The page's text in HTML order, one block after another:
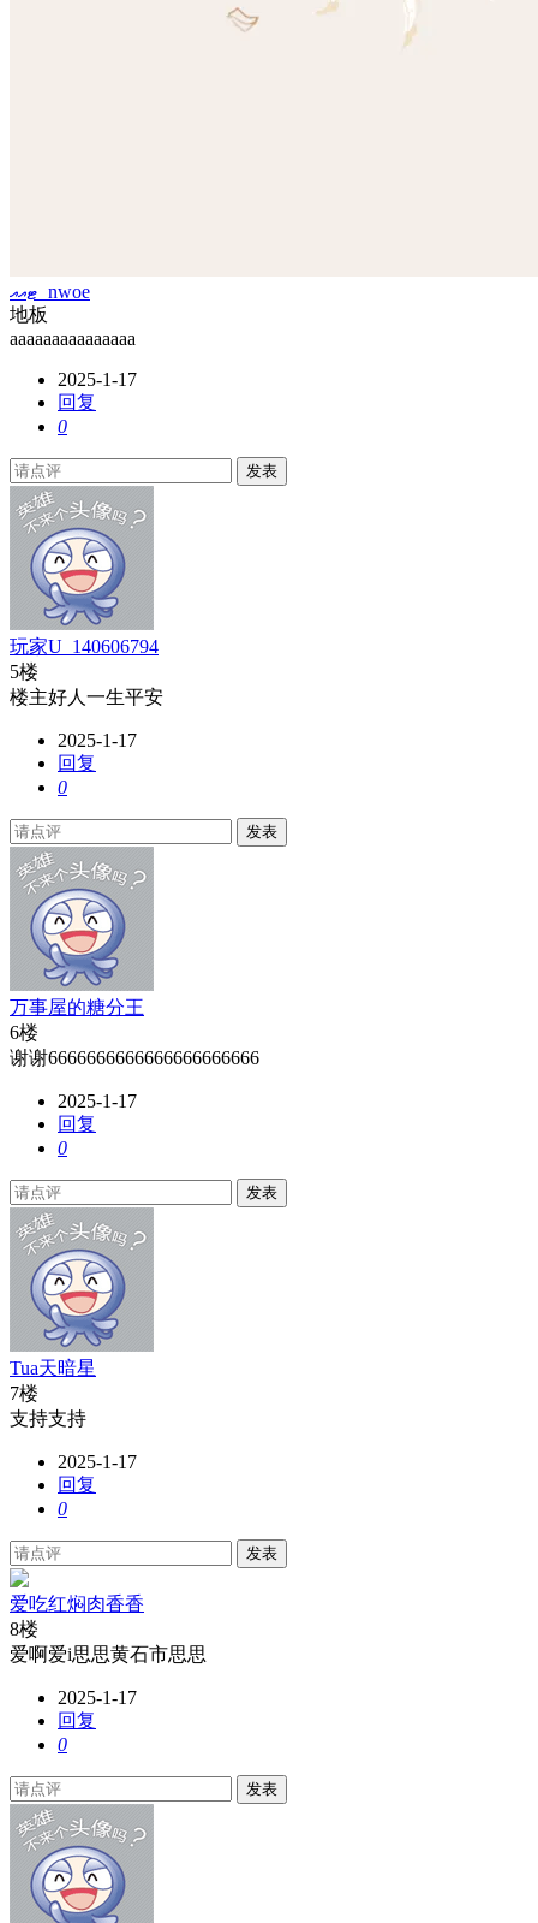
ޓއއ_nwoe
地板
aaaaaaaaaaaaaaa
2025-1-17
回复
0
发表
玩家U_140606794
5楼
楼主好人一生平安
2025-1-17
回复
0
发表
万事屋的糖分王
6楼
谢谢6666666666666666666666
2025-1-17
回复
0
发表
Tua天暗星
7楼
支持支持
2025-1-17
回复
0
发表
爱吃红焖肉香香
8楼
爱啊爱i思思黄石市思思
2025-1-17
回复
0
发表